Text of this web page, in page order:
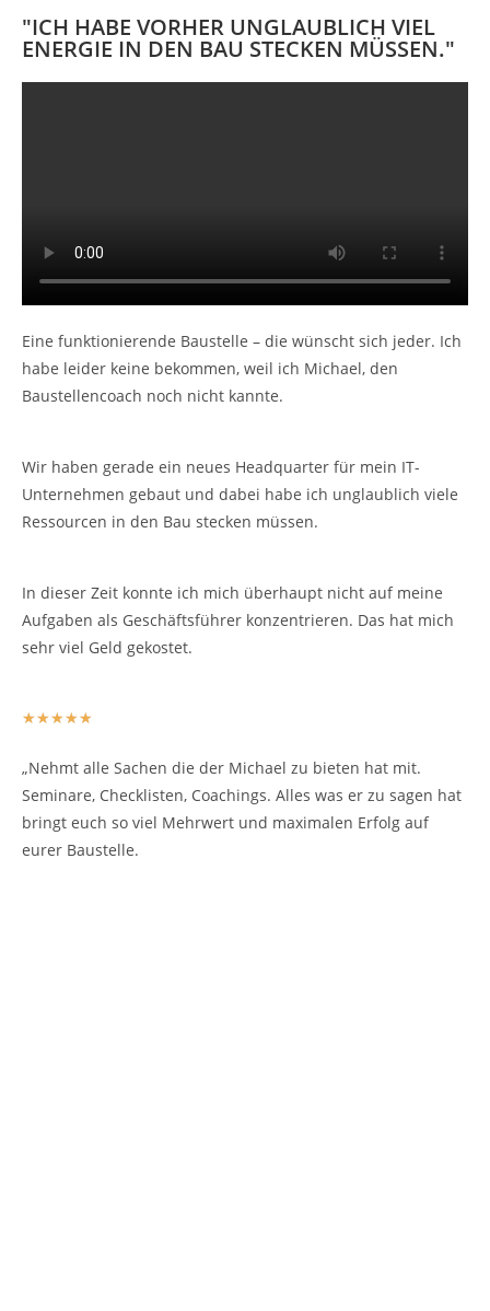
"ICH HABE VORHER UNGLAUBLICH VIEL
ENERGIE IN DEN BAU STECKEN MÜSSEN."
Eine funktionierende Baustelle – die wünscht sich jeder. Ich
habe leider keine bekommen, weil ich Michael, den
Baustellencoach noch nicht kannte.
Wir haben gerade ein neues Headquarter für mein IT-
Unternehmen gebaut und dabei habe ich unglaublich viele
Ressourcen in den Bau stecken müssen.
In dieser Zeit konnte ich mich überhaupt nicht auf meine
Aufgaben als Geschäftsführer konzentrieren. Das hat mich
sehr viel Geld gekostet.
★★★★★
„Nehmt alle Sachen die der Michael zu bieten hat mit.
Seminare, Checklisten, Coachings. Alles was er zu sagen hat
bringt euch so viel Mehrwert und maximalen Erfolg auf
eurer Baustelle.